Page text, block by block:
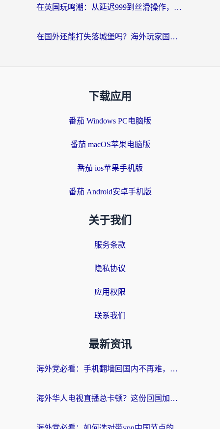
在英国玩鸣潮：从延迟999到丝滑操作，我是怎么做到的？
在国外还能打失落城堡吗？海外玩家国服游戏加速终极指南（附北美玩online加速器下载技巧）
下载应用
番茄 Windows PC电脑版
番茄 macOS苹果电脑版
番茄 ios苹果手机版
番茄 Android安卓手机版
关于我们
服务条款
隐私协议
应用权限
联系我们
最新资讯
海外党必看：手机翻墙回国内不再难，一篇搞定无缝访问国内资源指南
海外华人电视直播总卡顿？这份回国加速器选择指南帮你无缝看国内资源